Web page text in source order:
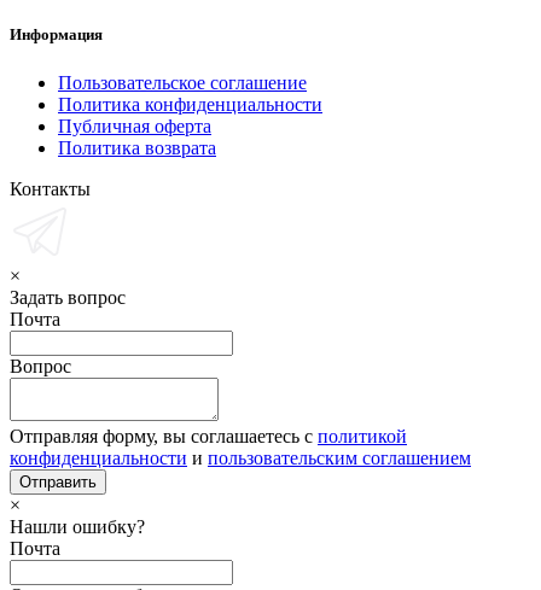
Информация
Пользовательское соглашение
Политика конфиденциальности
Публичная оферта
Политика возврата
Контакты
×
Задать вопрос
Почта
Вопрос
Отправляя форму, вы соглашаетесь с политикой
конфиденциальности и пользовательским соглашением
×
Нашли ошибку?
Почта